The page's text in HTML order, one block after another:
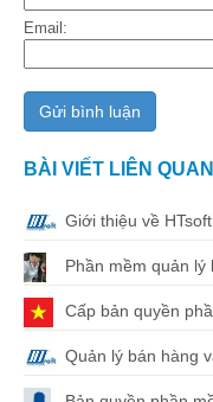
Email:
BÀI VIẾT LIÊN QUAN
Giới thiệu về
Phần mềm quản lý
Cấp bản quyền
Quản lý bán hàng